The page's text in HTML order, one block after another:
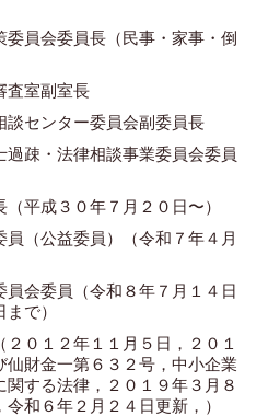
員会委員長（民事・家事・倒
査室副室長
談センター委員会副委員長
疎・法律相談事業委員会委員
平成３０年７月２０日〜）
（公益委員）（令和７年４月
会委員（令和８年７月１４日
で）
０１２年１１月５日，２０１
仙財金一第６３２号，中小企業
する法律，２０１９年３月８
和６年２月２４日更新，）